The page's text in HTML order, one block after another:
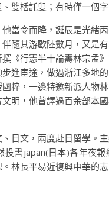
雙栝託叟；有時僅一個
當令而降，誕辰是光緒
隨其游歐陸數月，又是
《行憲半十論壽林宗孟
進宦途，做過浙江多地
粹，一邊特邀新派人物
明，他曾譯過百余部本
日文，兩度赴日留學。
書japan(日本)各年夜
林長平易近復興中華的